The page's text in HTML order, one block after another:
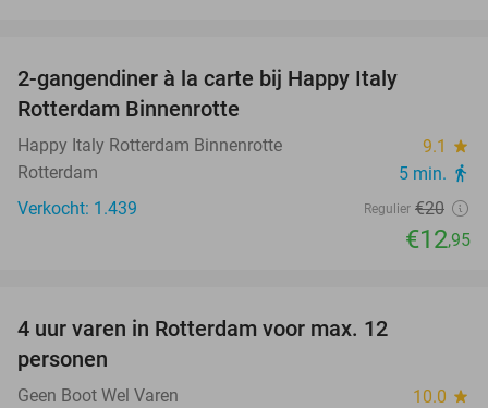
2-gangendiner à la carte bij Happy Italy
Rotterdam Binnenrotte
Happy Italy Rotterdam Binnenrotte 9.1 star
Rotterdam 5 min. directions_walk
Verkocht: 1.439 Regulier €20
€12,95
4 uur varen in Rotterdam voor max. 12
personen
Geen Boot Wel Varen 10.0 star